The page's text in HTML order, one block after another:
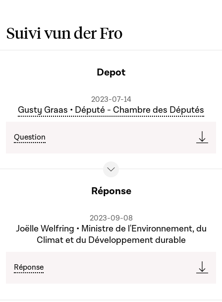
Suivi vun der Fro
Depot
2023-07-14
Gusty Graas • Député - Chambre des Députés
Question
Réponse
2023-09-08
Joëlle Welfring • Ministre de l'Environnement, du
Climat et du Développement durable
Réponse